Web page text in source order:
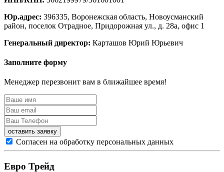
Юр.адрес: 396335, Воронежская область, Новоусманский
район, поселок Отрадное, Придорожная ул., д. 28а, офис 1
Генеральный директор: Карташов Юрий Юрьевич
Заполните форму
Менеджер перезвонит вам в ближайшее время!
Согласен на обработку персональных данных
Евро Трейд